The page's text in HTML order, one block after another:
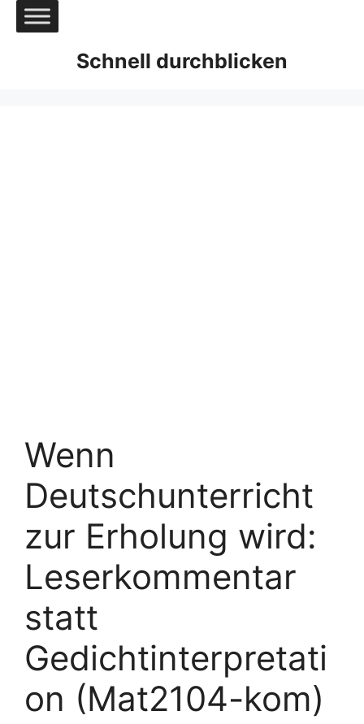
Zum
Inhalt
Schnell durchblicken
Wenn
Deutschunterricht
zur Erholung wird:
Leserkommentar
statt
Gedichtinterpretati
on (Mat2104-kom)